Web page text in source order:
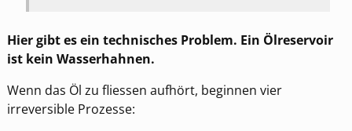
Hier gibt es ein technisches Problem. Ein Ölreservoir
ist kein Wasserhahnen.
Wenn das Öl zu fliessen aufhört, beginnen vier
irreversible Prozesse: